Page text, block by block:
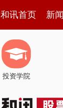
和讯首页 新闻
投资学院